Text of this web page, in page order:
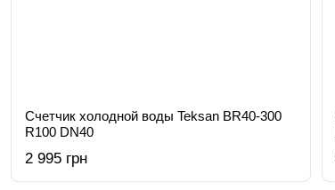
Счетчик холодной воды Teksan BR40-300
R100 DN40
2 995 грн